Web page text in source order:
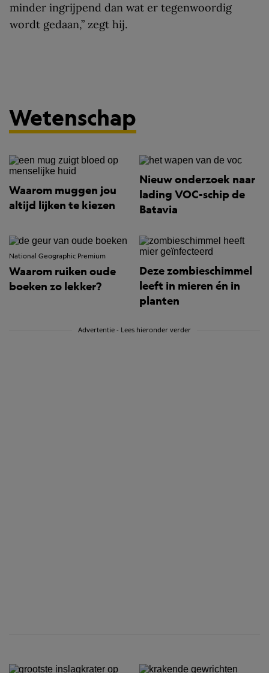
minder ingrijpend dan wat er tegenwoordig
wordt gedaan,” zegt hij.
Wetenschap
Waarom muggen jou
altijd lijken te kiezen
Nieuw onderzoek naar
lading VOC-schip de
Batavia
National Geographic Premium
Waarom ruiken oude
boeken zo lekker?
Deze zombieschimmel
leeft in mieren én in
planten
Advertentie - Lees hieronder verder